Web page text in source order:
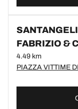
FABRIZIO &
4.49 km